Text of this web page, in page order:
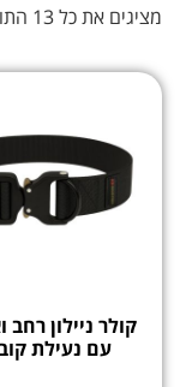
מציגים את כל ⁦13⁩ התוצאות
קולר ניילון רחב
עם נעילת